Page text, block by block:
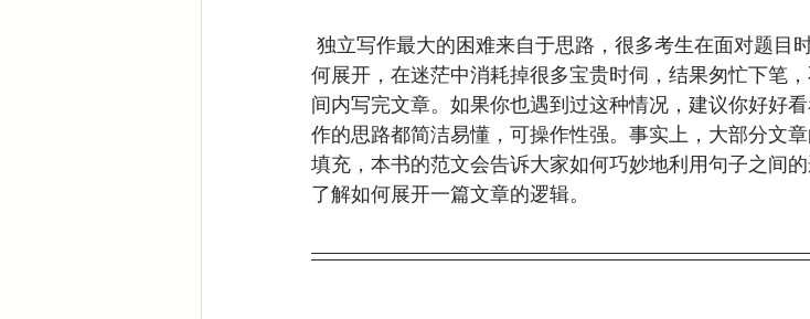
何展开，在迷茫中消耗掉很多宝贵时伺，结果匆忙下笔
间内写完文章。如果你也遇到过这种情况，建议你好好
作的思路都简洁易懂，可操作性强。事实上，大部分文
填充，本书的范文会告诉大家如何巧妙地利用句子之间
了解如何展开一篇文章的逻辑。